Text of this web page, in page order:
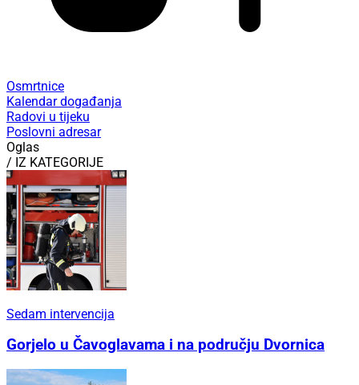
Osmrtnice
Kalendar događanja
Radovi u tijeku
Poslovni adresar
Oglas
/ IZ KATEGORIJE
Sedam intervencija
Gorjelo u Čavoglavama i na području Dvornica